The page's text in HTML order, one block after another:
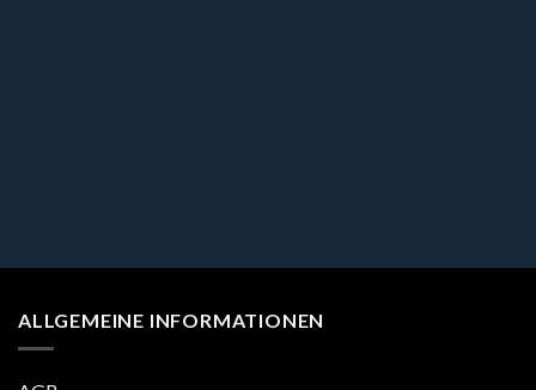
ALLGEMEINE INFORMATIONEN